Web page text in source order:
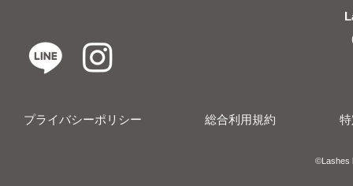
プライバシーポリシー 総合利用規約
​​©︎Lashes